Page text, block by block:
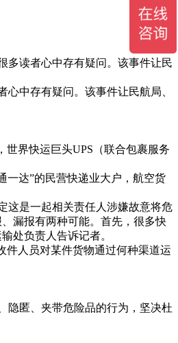
多读者心中存有疑问。该事件让民
中存有疑问。该事件让民航局、
界快运巨头UPS（联合包裹服务
达”的民营快递业大户，航空货
是一起相关责任人涉嫌故意将危
漏报有两种可能。首先，很多快
处负责人告诉记者。
件人员对某件货物通过何种渠道运
匿、夹带危险品的行为，坚决杜